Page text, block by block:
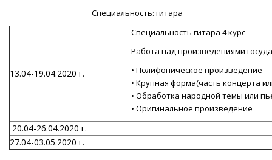
Специальность: гитара
13.04-19.04.2020 г.
Специальность гитара 4 курс
Работа над произведениями
• Полифоническое произведение
• Крупная форма(часть концерта
• Обработка народной темы или
• Оригинальное произведение
20.04-26.04.2020 г.
27.04-03.05.2020 г.